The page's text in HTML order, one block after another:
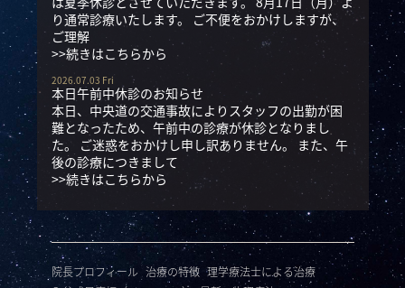
り通常診療いたします。 ご不便をおかけしますが、
ご理解
>>続きはこちらから
2026.07.03 Fri
本日午前中休診のお知らせ
本日、中央道の交通事故によりスタッフの出勤が困
難となったため、午前中の診療が休診となりまし
た。 ご迷惑をおかけし申し訳ありません。 また、午
後の診療につきまして
>>続きはこちらから
院長プロフィール 治療の特徴 理学療法士による治療